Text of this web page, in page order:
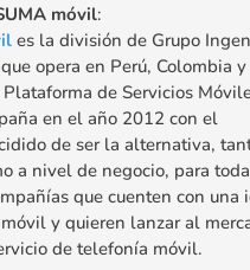
móvil:
es la división de Grupo
opera en Perú, Colombia y
de Servicios
en el año 2012 con el
de ser la alternativa,
a nivel de negocio, para
que cuenten con una
y quieren lanzar al
de telefonía móvil.